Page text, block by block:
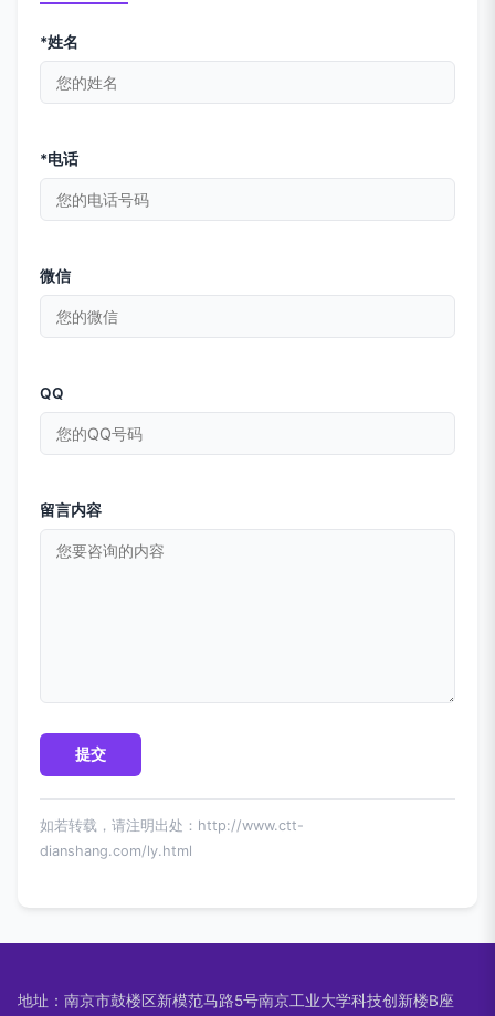
*姓名
*电话
微信
QQ
留言内容
如若转载，请注明出处：http://www.ctt-
dianshang.com/ly.html
地址：南京市鼓楼区新模范马路5号南京工业大学科技创新楼B座